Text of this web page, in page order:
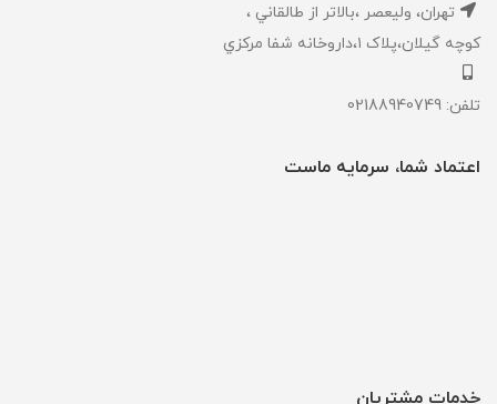
تهران، ‎وليعصر ،بالاتر از طالقاني ،
كوچه گيلان،پلاک ۱،داروخانه شفا مركزي
تلفن: 02188940749
اعتماد شما، سرمایه ماست
خدمات مشتریان